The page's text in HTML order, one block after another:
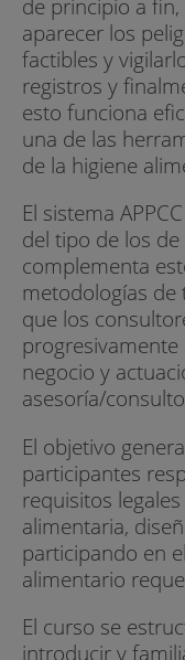
de principio a
aparecer los
factibles y
registros y
esto funciona
una de las
de la higiene
El sistema
del tipo de los
complementa
metodologías de
que los
negocio y
asesoría/
El objetivo
participantes
requisitos
alimentaria,
participando en
alimentario
El curso se
introducir y